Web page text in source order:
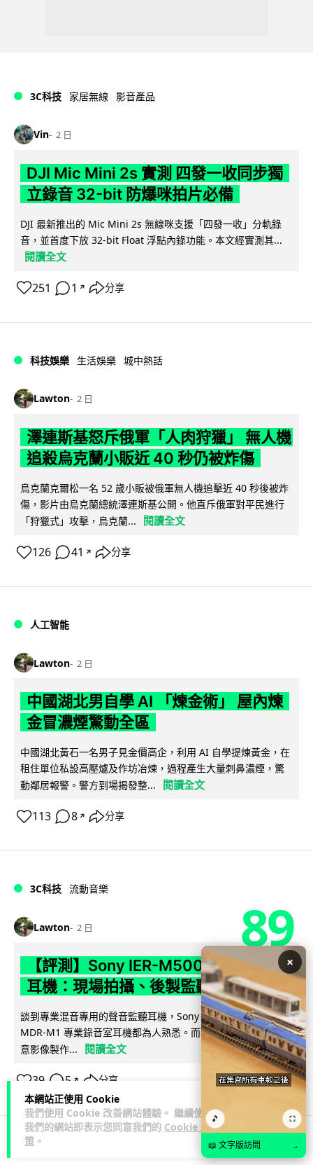
本網站正使用 Cookie
我們使用 Cookie 改善網站體驗。 繼續使用
我們的網站即表示您同意我們的 Cookie 政
策 。
3C科技 家居無線 影音產品
Vin 2 日
DJI Mic Mini 2s 實測 四發一收同步獨
立錄音 32-bit 防爆咪拍片必備
DJI 最新推出的 Mic Mini 2s 無線咪支援「四發一收」分軌錄
音，並首度下放 32-bit Float 浮點內錄功能。本文經實測其...
閱讀全文
251 1 ↗ 分享
科技娛樂 生活娛樂 城中熱話
Lawton 2 日
澤連斯基怒斥俄軍「人肉狩獵」 無人機
追殺烏克蘭小販近 40 秒仍被炸傷
烏克蘭克爾松一名 52 歲小販被俄軍無人機追擊近 40 秒後被炸
傷，影片由烏克蘭總統澤連斯基公開。他直斥俄軍對平民進行
「狩獵式」攻擊，烏克蘭...
閱讀全文
126 41 ↗ 分享
人工智能
Lawton 2 日
中國湖北男自學 AI 「煉金術」 屋內煉
金冒濃煙驚動全區
中國湖北黃石一名男子見金價高企，利用 AI 自學提煉黃金，在
租住單位私設高壓爐及作坊冶煉，過程產生大量刺鼻濃煙，驚
動鄰居報警。警方到場揭發整...
閱讀全文
113 8 ↗ 分享
3C科技 流動音樂
Lawton 2 日 89
【評測】Sony IER-M500 入耳式監聽
耳機：現場拍攝、後製監聽與人聲利器
談到專業混音專用的聲音監聽耳機，Sony 經典 MDR-7506 到
MDR-M1 專業錄音室耳機都為人熟悉。而現在舞台製作者與創
意影像製作...
閱讀全文
39 5 ↗ 分享
×
🎵 ⛶
📖 文字版訪問 →